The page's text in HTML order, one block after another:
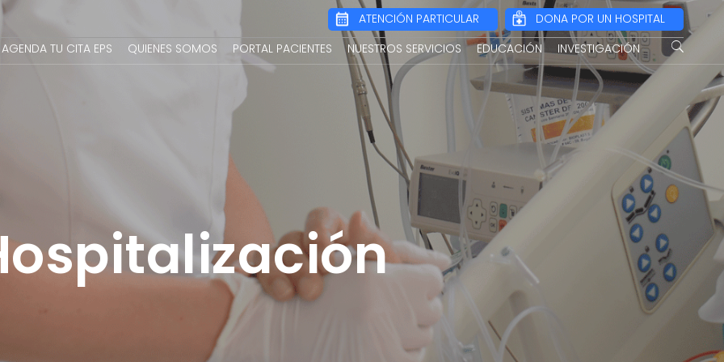
Main
ATENCIÓN PARTICULAR
DONA POR UN HOSPITAL
AGENDA TU CITA EPS
QUIENES SOMOS PORTAL PACIENTES NUESTROS SERVICIOS EDUCACIÓN INVESTIGACIÓN